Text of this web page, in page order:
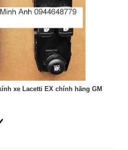
xe Lacetti EX chính hãng GM